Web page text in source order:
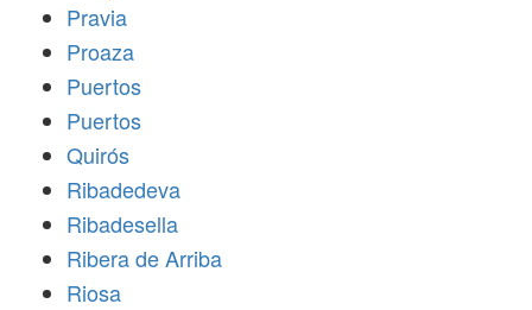
Pravia
Proaza
Puertos
Puertos
Quirós
Ribadedeva
Ribadesella
Ribera de Arriba
Riosa